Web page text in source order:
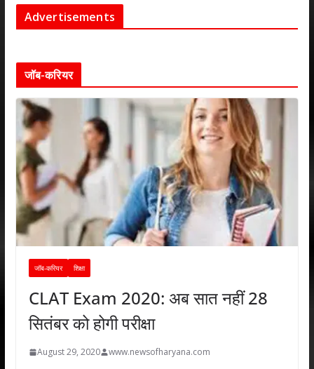
Advertisements
जॉब-करियर
जॉब-करियर शिक्षा
CLAT Exam 2020: अब सात नहीं 28
सितंबर को होगी परीक्षा
August 29, 2020 www.newsofharyana.com